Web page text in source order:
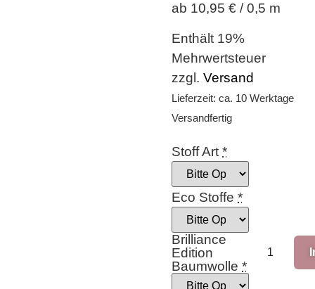
ab 10,95 € / 0,5 m
Enthält 19%
Mehrwertsteuer
zzgl. Versand
Lieferzeit: ca. 10 Werktage
Versandfertig
Stoff Art *
Eco Stoffe *
Brilliance
Edition
Baumwolle *